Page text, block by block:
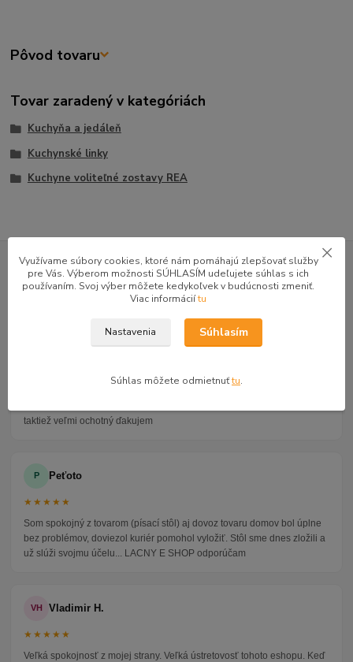
Pôvod tovaru
Tovar zaradený v kategóriách
Kuchyňa a jedáleň
Kuchynské linky
Kuchyne voliteľné zostavy REA
4.9★★★★★
47 recenzií · Google
taktiež veľmi ochotný ďakujem
P Peťoto
★★★★★
Som spokojný z tovarom (písací stôl) aj dovoz tovaru domov bol úplne
bez problémov, doviezol kuriér pomohol vyložiť. Stôl sme dnes zložili a
už slúži svojmu účelu... LACNY E SHOP odporúčam
VH Vladimir H.
★★★★★
Veľká spokojnosť z mojej strany. Veľká ústretovosť tohoto eshopu. Keď
Využívame súbory cookies, ktoré nám pomáhajú zlepšovať služby
pre Vás. Výberom možnosti SÚHLASÍM udeľujete súhlas s ich
používaním. Svoj výber môžete kedykoľvek v budúcnosti zmeniť.
Viac informáciítu
Nastavenia Súhlasím
Súhlas môžete odmietnuťtu.